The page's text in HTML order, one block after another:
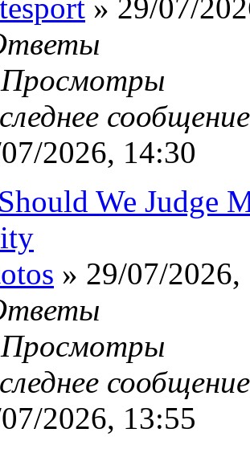
» 29/07/
Просмотры
2026, 14:30
We Judge
» 29/07/2026,
Просмотры
2026, 13:55